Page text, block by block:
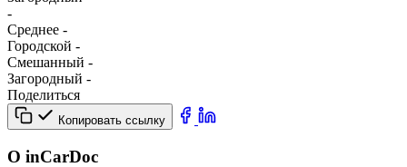
-
Среднее -
Городской -
Смешанный -
Загородный -
Поделиться
Копировать ссылку
О inCarDoc